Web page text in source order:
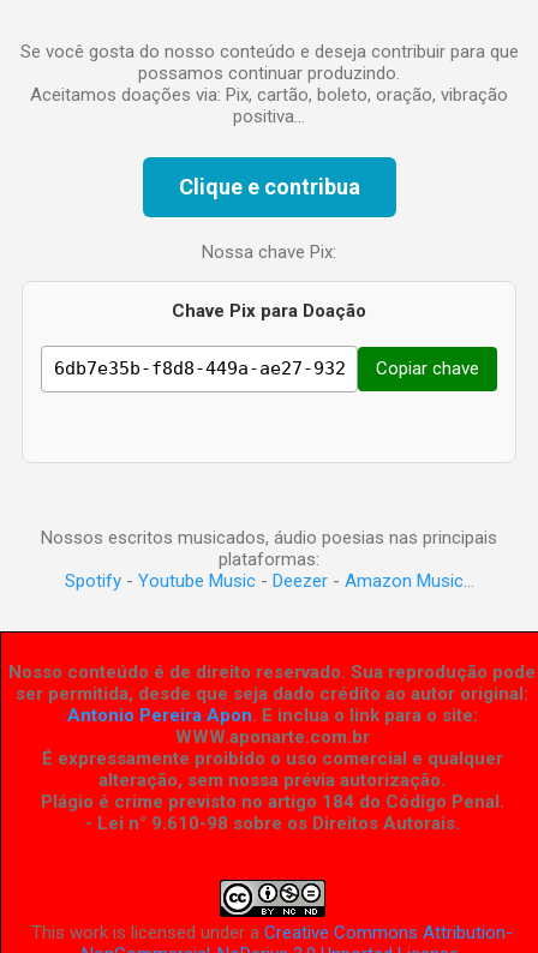
Se você gosta do nosso conteúdo e deseja contribuir para que
possamos continuar produzindo.
Aceitamos doações via: Pix, cartão, boleto, oração, vibração
positiva...
Clique e contribua
Nossa chave Pix:
Chave Pix para Doação
Copiar chave
Nossos escritos musicados, áudio poesias nas principais
plataformas:
Spotify- Youtube Music- Deezer- Amazon Music...
Nosso conteúdo é de direito reservado. Sua reprodução pode
ser permitida, desde que seja dado crédito ao autor original:
Antonio Pereira Apon. E inclua o link para o site:
WWW.aponarte.com.br
É expressamente proibido o uso comercial e qualquer
alteração, sem nossa prévia autorização.
Plágio é crime previsto no artigo 184 do Código Penal.
- Lei n° 9.610-98 sobre os Direitos Autorais.
This work is licensed under aCreative Commons Attribution-